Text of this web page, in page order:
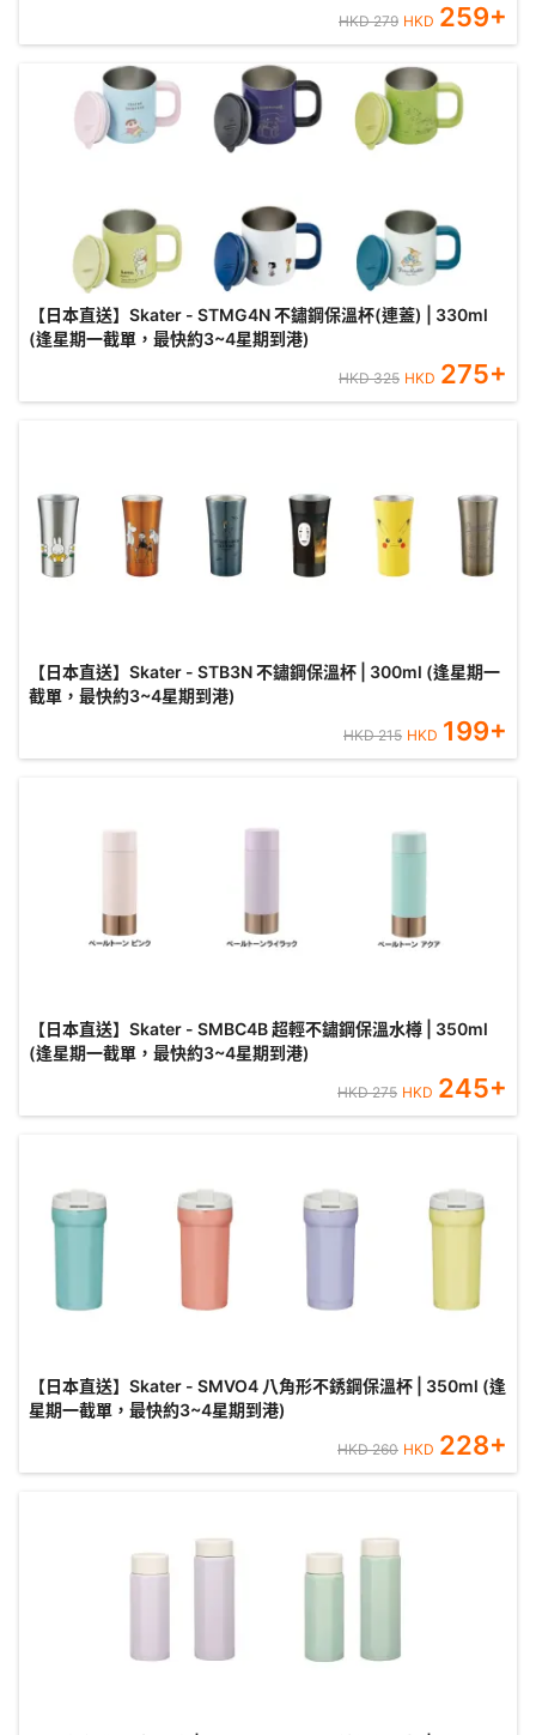
HKD279 HKD 259+
【日本直送】Skater - STMG4N 不鏽鋼保溫杯(連蓋) | 330ml
(逢星期一截單，最快約3~4星期到港)
HKD325 HKD 275+
【日本直送】Skater - STB3N 不鏽鋼保溫杯 | 300ml (逢星期一
截單，最快約3~4星期到港)
HKD215 HKD 199+
【日本直送】Skater - SMBC4B 超輕不鏽鋼保溫水樽 | 350ml
(逢星期一截單，最快約3~4星期到港)
HKD275 HKD 245+
【日本直送】Skater - SMVO4 八角形不銹鋼保溫杯 | 350ml (逢
星期一截單，最快約3~4星期到港)
HKD260 HKD 228+